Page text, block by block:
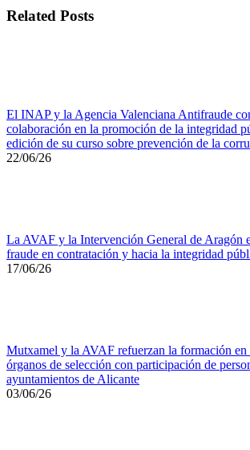
Related Posts
El INAP y la Agencia Valenciana Antifraude
colaboración en la promoción de la integridad
edición de su curso sobre prevención de la
22/06/26
La AVAF y la Intervención General de Aragón
fraude en contratación y hacia la integridad
17/06/26
Mutxamel y la AVAF refuerzan la formación en
órganos de selección con participación de
ayuntamientos de Alicante
03/06/26